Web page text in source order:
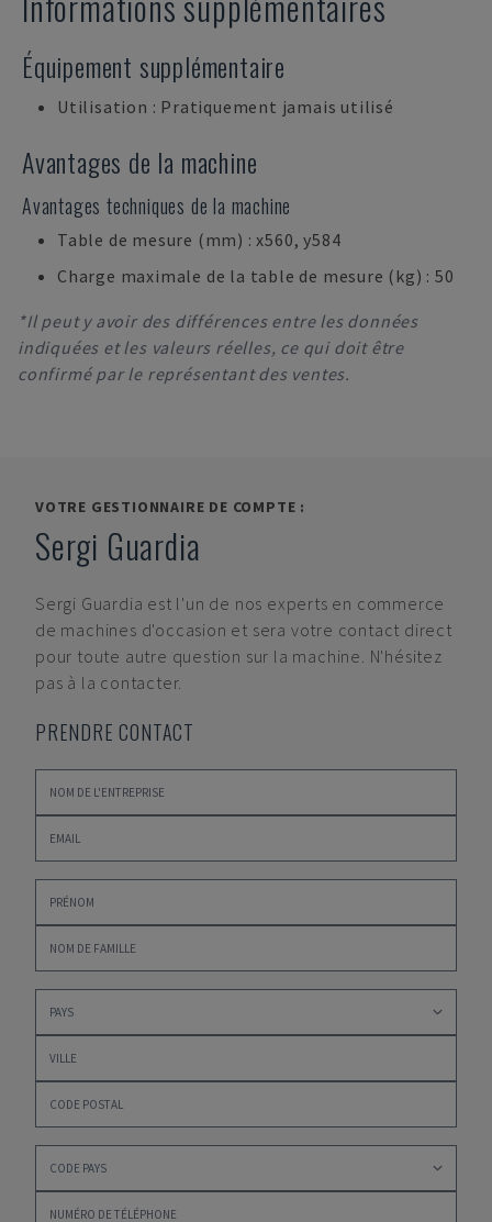
Équipement supplémentaire
Utilisation : Pratiquement jamais utilisé
Avantages de la machine
Avantages techniques de la machine
Table de mesure (mm) : x560, y584
Charge maximale de la table de mesure (kg) : 50
*Il peut y avoir des différences entre les données
indiquées et les valeurs réelles, ce qui doit être
confirmé par le représentant des ventes.
VOTRE GESTIONNAIRE DE COMPTE :
Sergi Guardia
Sergi Guardia est l'un de nos experts en commerce
de machines d'occasion et sera votre contact direct
pour toute autre question sur la machine. N'hésitez
pas à la contacter.
PRENDRE CONTACT